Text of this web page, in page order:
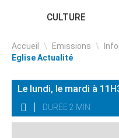
CULTURE
Accueil \ Emissions \
Eglise Actualité
Le lundi, le mardi à
DURÉE 2 MIN